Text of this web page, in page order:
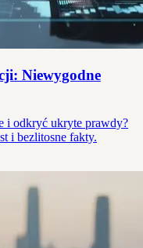
Niewygodne
i odkryć ukryte prawdy?
i bezlitosne fakty.